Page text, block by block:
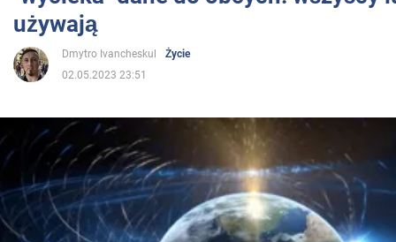
Rozrywka
Życie
Polityka
Społeczeństwo
używają
Dmytro Ivancheskul
Życie
02.05.2023 23:51